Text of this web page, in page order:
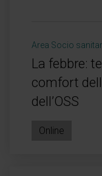
Area Socio
La febbre:
comfort
dell’OSS
Online